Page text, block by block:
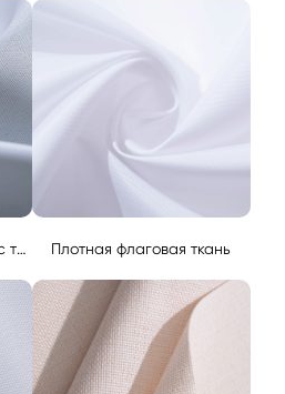
Черная ткань для флага с телескопической водяной основой Плотная флаговая ткань